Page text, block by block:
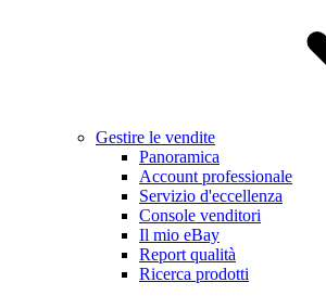
Gestire le vendite
Panoramica
Account professionale
Servizio d'eccellenza
Console venditori
Il mio eBay
Report qualità
Ricerca prodotti